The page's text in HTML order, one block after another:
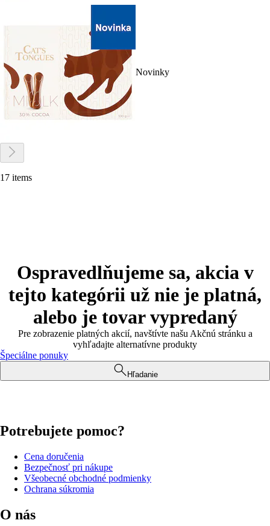
Novinky
17 items
Ospravedlňujeme sa, akcia v
tejto kategórii už nie je platná,
alebo je tovar vypredaný
Pre zobrazenie platných akcií, navštívte našu Akčnú stránku a
vyhľadajte alternatívne produkty
Špeciálne ponuky
Hľadanie
Potrebujete pomoc?
Cena doručenia
Bezpečnosť pri nákupe
Všeobecné obchodné podmienky
Ochrana súkromia
O nás